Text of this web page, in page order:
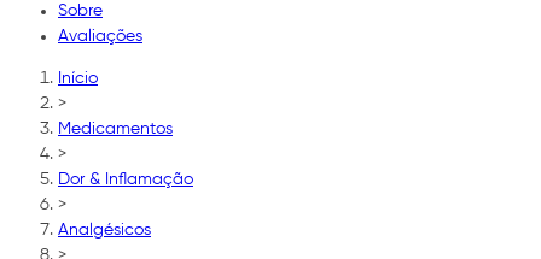
Sobre
Avaliações
Início
>
Medicamentos
>
Dor & Inflamação
>
Analgésicos
>